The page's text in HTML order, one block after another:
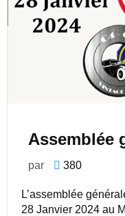
Assemblée
par 380
L’assemblée
28 Janvier 2024 au